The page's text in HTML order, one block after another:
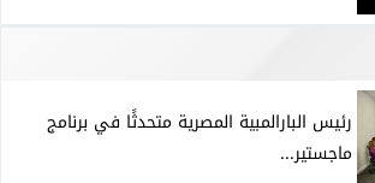
رئيس البارالمبية المصرية متحدثًا في برنامج
ماجستير...